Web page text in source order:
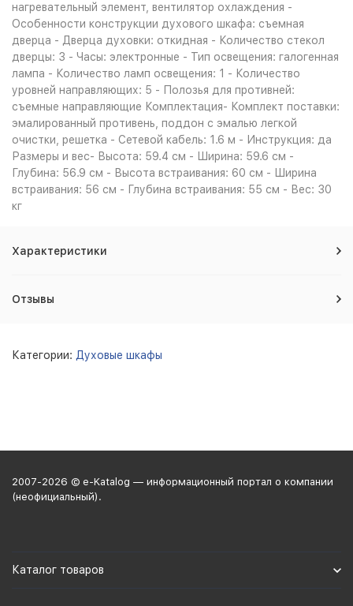
нагревательный элемент, вентилятор охлаждения -
Особенности конструкции духового шкафа: съемная
дверца - Дверца духовки: откидная - Количество стекол
дверцы: 3 - Часы: электронные - Тип освещения: галогенная
лампа - Количество ламп освещения: 1 - Количество
уровней направляющих: 5 - Полозья для противней:
съемные направляющие Комплектация- Комплект поставки:
эмалированный противень, поддон с эмалью легкой
очистки, решетка - Сетевой кабель: 1.6 м - Инструкция: да
Размеры и вес- Высота: 59.4 см - Ширина: 59.6 см -
Глубина: 56.9 см - Высота встраивания: 60 см - Ширина
встраивания: 56 см - Глубина встраивания: 55 см - Вес: 30
кг
Характеристики
Отзывы
Категории: Духовые шкафы
2007-2026 © e-Katalog — информационный портал о компании
(неофициальный).
Каталог товаров